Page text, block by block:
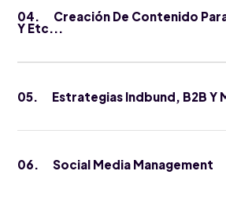
04. Creación De Contenido
Y Etc...
05. Estrategias Indbund, B2B Y
06. Social Media Management